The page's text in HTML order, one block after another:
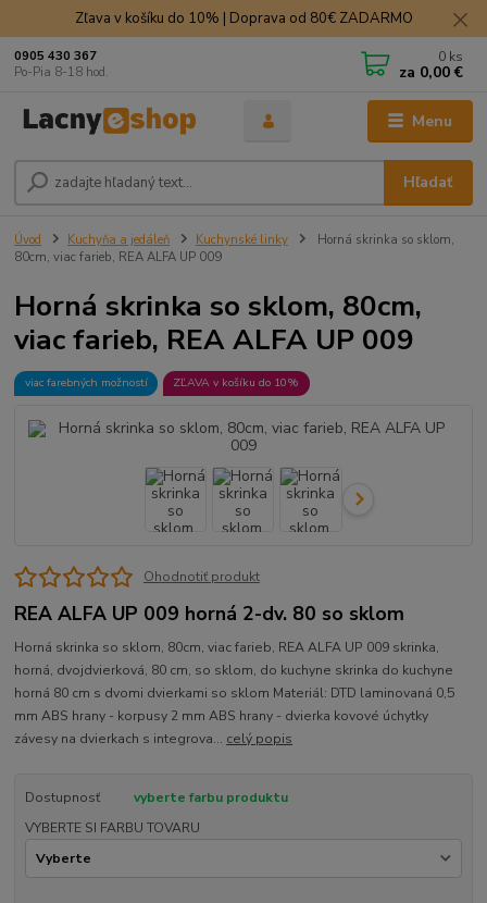
Zľava v košíku do 10% | Doprava od 80€ ZADARMO
Menu
Hľadať
0905 430 367
Po-Pia 8-18 hod.
0 ks
za 0,00 €
Úvod Kuchyňa a jedáleň Kuchynské linky
Horná skrinka so sklom,
80cm, viac farieb, REA ALFA UP 009
Horná skrinka so sklom, 80cm,
viac farieb, REA ALFA UP 009
viac farebných možností ZĽAVA v košíku do 10%
Ohodnotiť produkt
REA ALFA UP 009 horná 2-dv. 80 so sklom
Horná skrinka so sklom, 80cm, viac farieb, REA ALFA UP 009 skrinka,
horná, dvojdvierková, 80 cm, so sklom, do kuchyne skrinka do kuchyne
horná 80 cm s dvomi dvierkami so sklom Materiál: DTD laminovaná 0,5
mm ABS hrany - korpusy 2 mm ABS hrany - dvierka kovové úchytky
závesy na dvierkach s integrova... celý popis
Dostupnosť
vyberte farbu produktu
VYBERTE SI FARBU TOVARU